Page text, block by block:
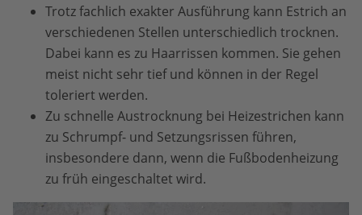
Trotz fachlich exakter Ausführung kann Estrich an
verschiedenen Stellen unterschiedlich trocknen.
Dabei kann es zu Haarrissen kommen. Sie gehen
meist nicht sehr tief und können in der Regel
toleriert werden.
Zu schnelle Austrocknung bei Heizestrichen kann
zu Schrumpf- und Setzungsrissen führen,
insbesondere dann, wenn die Fußbodenheizung
zu früh eingeschaltet wird.